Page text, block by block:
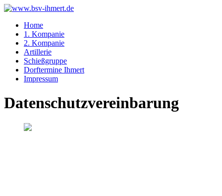
Home
1. Kompanie
2. Kompanie
Artillerie
Schießgruppe
Dorftermine Ihmert
Impressum
Datenschutzvereinbarung